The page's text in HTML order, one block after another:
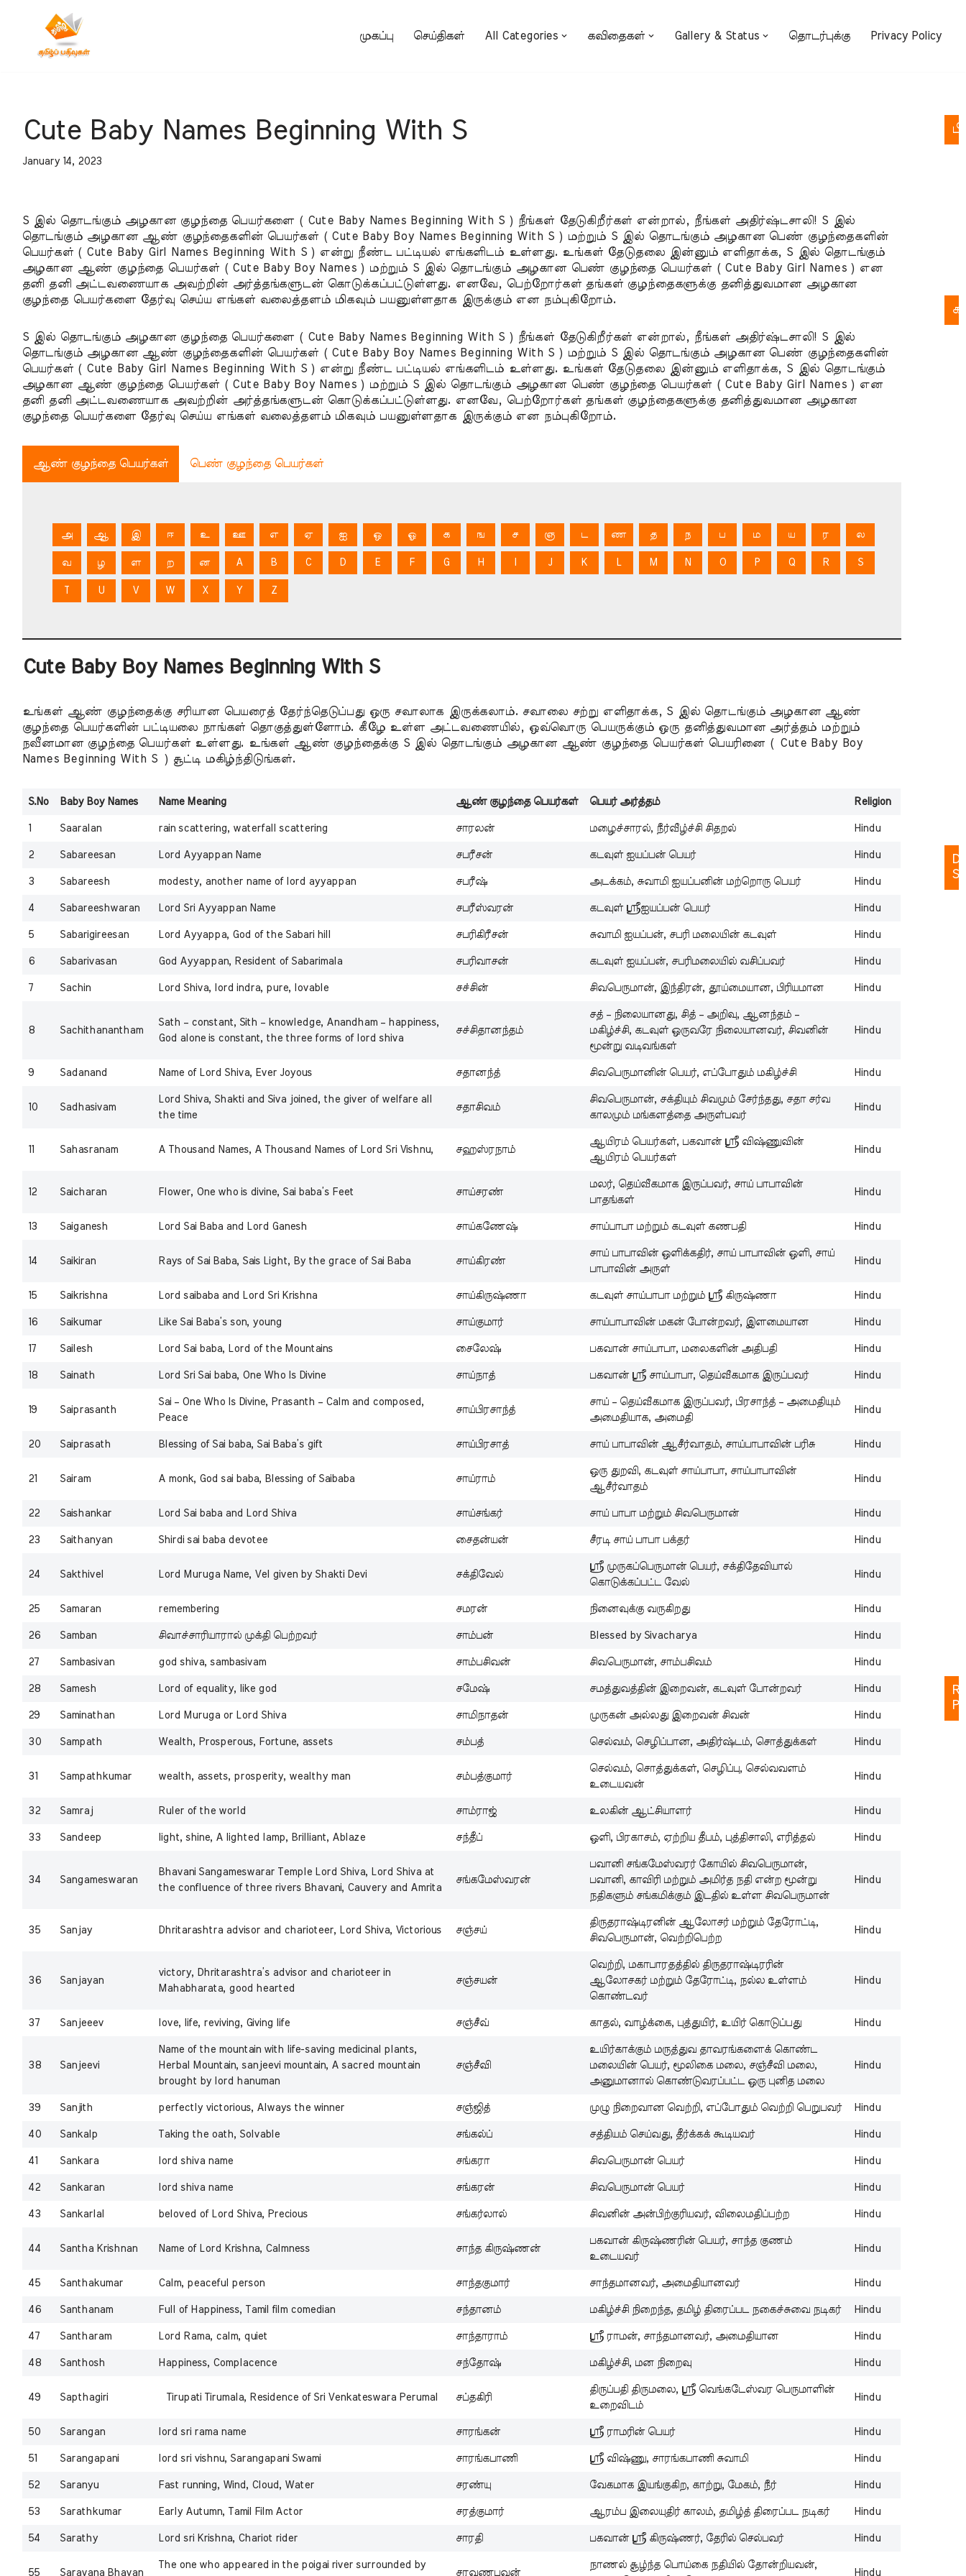
முகப்பு செய்திகள் All Categories கவிதைகள் Gallery & Status தொடர்புக்கு Privacy Policy
Cute Baby Names Beginning With S
January 14, 2023
S இல் தொடங்கும் அழகான குழந்தை பெயர்களை ( Cute Baby Names Beginning With S ) நீங்கள் தேடுகிறீர்கள் என்றால், நீங்கள் அதிர்ஷ்டசாலி! S இல்
தொடங்கும் அழகான ஆண் குழந்தைகளின் பெயர்கள் ( Cute Baby Boy Names Beginning With S ) மற்றும் S இல் தொடங்கும் அழகான பெண் குழந்தைகளின்
பெயர்கள் ( Cute Baby Girl Names Beginning With S ) என்று நீண்ட பட்டியல் எங்களிடம் உள்ளது. உங்கள் தேடுதலை இன்னும் எளிதாக்க, S இல் தொடங்கும்
அழகான ஆண் குழந்தை பெயர்கள் ( Cute Baby Boy Names ) மற்றும் S இல் தொடங்கும் அழகான பெண் குழந்தை பெயர்கள் ( Cute Baby Girl Names ) என
தனி தனி அட்டவணையாக அவற்றின் அர்த்தங்களுடன் கொடுக்கப்பட்டுள்ளது. எனவே, பெற்றோர்கள் தங்கள் குழந்தைகளுக்கு தனித்துவமான அழகான
குழந்தை பெயர்களை தேர்வு செய்ய எங்கள் வலைத்தளம் மிகவும் பயனுள்ளதாக இருக்கும் என நம்புகிறோம்.
S இல் தொடங்கும் அழகான குழந்தை பெயர்களை ( Cute Baby Names Beginning With S ) நீங்கள் தேடுகிறீர்கள் என்றால், நீங்கள் அதிர்ஷ்டசாலி! S இல்
தொடங்கும் அழகான ஆண் குழந்தைகளின் பெயர்கள் ( Cute Baby Boy Names Beginning With S ) மற்றும் S இல் தொடங்கும் அழகான பெண் குழந்தைகளின்
பெயர்கள் ( Cute Baby Girl Names Beginning With S ) என்று நீண்ட பட்டியல் எங்களிடம் உள்ளது. உங்கள் தேடுதலை இன்னும் எளிதாக்க, S இல் தொடங்கும்
அழகான ஆண் குழந்தை பெயர்கள் ( Cute Baby Boy Names ) மற்றும் S இல் தொடங்கும் அழகான பெண் குழந்தை பெயர்கள் ( Cute Baby Girl Names ) என
தனி தனி அட்டவணையாக அவற்றின் அர்த்தங்களுடன் கொடுக்கப்பட்டுள்ளது. எனவே, பெற்றோர்கள் தங்கள் குழந்தைகளுக்கு தனித்துவமான அழகான
குழந்தை பெயர்களை தேர்வு செய்ய எங்கள் வலைத்தளம் மிகவும் பயனுள்ளதாக இருக்கும் என நம்புகிறோம்.
ஆண் குழந்தை பெயர்கள் பெண் குழந்தை பெயர்கள்
அ ஆ இ ஈ உ ஊ எ ஏ ஐ ஒ ஓ க ங ச ஞ ட ண த ந ப ம ய ர ல
வ ழ ள ற ன A B C D E F G H J K L M N O P Q R S
U V W X Y Z
Cute Baby Boy Names Beginning With S
உங்கள் ஆண் குழந்தைக்கு சரியான பெயரைத் தேர்ந்தெடுப்பது ஒரு சவாலாக இருக்கலாம். சவாலை சற்று எளிதாக்க, S இல் தொடங்கும் அழகான ஆண்
குழந்தை பெயர்களின் பட்டியலை நாங்கள் தொகுத்துள்ளோம். கீழே உள்ள அட்டவணையில், ஒவ்வொரு பெயருக்கும் ஒரு தனித்துவமான அர்த்தம் மற்றும்
நவீனமான குழந்தை பெயர்கள் உள்ளது. உங்கள் ஆண் குழந்தைக்கு S இல் தொடங்கும் அழகான ஆண் குழந்தை பெயர்கள் பெயரினை ( Cute Baby Boy
Names Beginning With S ) சூட்டி மகிழ்ந்திடுங்கள்.
S.No Baby Boy Names Name Meaning ஆண்குழந்தை பெயர்கள் பெயர் அர்த்தம் Religion
1 Saaralan rain scattering, waterfall scattering சாரலன் மழைச்சாரல், நீர்வீழ்ச்சி சிதறல் Hindu
2 Sabareesan Lord Ayyappan Name சபரீசன் கடவுள் ஐயப்பன் பெயர் Hindu
3 Sabareesh modesty, another name of lord ayyappan சபரீஷ் அடக்கம், சுவாமி ஐயப்பனின் மற்றொரு பெயர் Hindu
4 Sabareeshwaran Lord Sri Ayyappan Name சபரீஸ்வரன் கடவுள் ஸ்ரீஐயப்பன் பெயர் Hindu
5 Sabarigireesan Lord Ayyappa, God of the Sabari hill சபரிகிரீசன் சுவாமி ஐயப்பன், சபரி மலையின் கடவுள் Hindu
6 Sabarivasan God Ayyappan, Resident of Sabarimala சபரிவாசன் கடவுள் ஐயப்பன், சபரிமலையில் வசிப்பவர் Hindu
7 Sachin Lord Shiva, lord indra, pure, lovable சச்சின் சிவபெருமான், இந்திரன், தூய்மையான, பிரியமான Hindu
8 Sachithanantham
Sath – constant, Sith – knowledge, Anandham – happiness,
God alone is constant, the three forms of lord shiva
சச்சிதானந்தம்
சத் – நிலையானது, சித் – அறிவு, ஆனந்தம் –
மகிழ்ச்சி, கடவுள் ஒருவரே நிலையானவர், சிவனின்
மூன்று வடிவங்கள்
Hindu
9 Sadanand Name of Lord Shiva, Ever Joyous சதானந்த் சிவபெருமானின் பெயர், எப்போதும் மகிழ்ச்சி Hindu
10 Sadhasivam
Lord Shiva, Shakti and Siva joined, the giver of welfare all
the time
சதாசிவம்
சிவபெருமான், சக்தியும் சிவமும் சேர்ந்தது, சதா சர்வ
காலமும் மங்களத்தை அருள்பவர்
Hindu
11 Sahasranam A Thousand Names, A Thousand Names of Lord Sri Vishnu, சஹஸ்ரநாம்
ஆயிரம் பெயர்கள், பகவான் ஸ்ரீ விஷ்ணுவின்
ஆயிரம் பெயர்கள்
Hindu
12 Saicharan Flower, One who is divine, Sai baba’s Feet சாய்சரண்
மலர், தெய்வீகமாக இருப்பவர், சாய் பாபாவின்
பாதங்கள்
Hindu
13 Saiganesh Lord Sai Baba and Lord Ganesh சாய்கணேஷ் சாய்பாபா மற்றும் கடவுள் கணபதி Hindu
14 Saikiran Rays of Sai Baba, Sais Light, By the grace of Sai Baba சாய்கிரண்
சாய் பாபாவின் ஒளிக்கதிர், சாய் பாபாவின் ஒளி, சாய்
பாபாவின் அருள்
Hindu
15 Saikrishna Lord saibaba and Lord Sri Krishna சாய்கிருஷ்ணா கடவுள் சாய்பாபா மற்றும் ஸ்ரீ கிருஷ்ணா Hindu
16 Saikumar Like Sai Baba’s son, young சாய்குமார் சாய்பாபாவின் மகன் போன்றவர், இளமையான Hindu
17 Sailesh Lord Sai baba, Lord of the Mountains சைலேஷ் பகவான் சாய்பாபா, மலைகளின் அதிபதி Hindu
18 Sainath Lord Sri Sai baba, One Who Is Divine சாய்நாத் பகவான் ஸ்ரீ சாய்பாபா, தெய்வீகமாக இருப்பவர் Hindu
19 Saiprasanth
Sai – One Who Is Divine, Prasanth – Calm and composed,
Peace
சாய்பிரசாந்த்
சாய் – தெய்வீகமாக இருப்பவர், பிரசாந்த் – அமைதியும்
அமைதியாக, அமைதி
Hindu
20 Saiprasath Blessing of Sai baba, Sai Baba’s gift சாய்பிரசாத் சாய் பாபாவின் ஆசீர்வாதம், சாய்பாபாவின் பரிசு Hindu
21 Sairam A monk, God sai baba, Blessing of Saibaba சாய்ராம்
ஒரு துறவி, கடவுள் சாய்பாபா, சாய்பாபாவின்
ஆசீர்வாதம்
Hindu
22 Saishankar Lord Sai baba and Lord Shiva சாய்சங்கர் சாய் பாபா மற்றும் சிவபெருமான் Hindu
23 Saithanyan Shirdi sai baba devotee சைதன்யன் சீரடி சாய் பாபா பக்தர் Hindu
24 Sakthivel Lord Muruga Name, Vel given by Shakti Devi சக்திவேல்
ஸ்ரீ முருகப்பெருமான் பெயர், சக்திதேவியால்
கொடுக்கப்பட்ட வேல்
Hindu
25 Samaran remembering சமரன் நினைவுக்கு வருகிறது Hindu
26 Samban சிவாச்சாரியாரால் முக்தி பெற்றவர் சாம்பன் Blessed by Sivacharya Hindu
27 Sambasivan god shiva, sambasivam சாம்பசிவன் சிவபெருமான், சாம்பசிவம் Hindu
28 Samesh Lord of equality, like god சமேஷ் சமத்துவத்தின் இறைவன், கடவுள் போன்றவர் Hindu
29 Saminathan Lord Muruga or Lord Shiva சாமிநாதன் முருகன் அல்லது இறைவன் சிவன் Hindu
30 Sampath Wealth, Prosperous, Fortune, assets சம்பத் செல்வம், செழிப்பான, அதிர்ஷ்டம், சொத்துக்கள் Hindu
31 Sampathkumar wealth, assets, prosperity, wealthy man சம்பத்குமார்
செல்வம், சொத்துக்கள், செழிப்பு, செல்வவளம்
உடையவன்
Hindu
32 Samraj Ruler of the world சாம்ராஜ் உலகின் ஆட்சியாளர் Hindu
33 Sandeep light, shine, A lighted lamp, Brilliant, Ablaze சந்தீப் ஒளி, பிரகாசம், ஏற்றிய தீபம், புத்திசாலி, எரித்தல் Hindu
34 Sangameswaran
Bhavani Sangameswarar Temple Lord Shiva, Lord Shiva at
the confluence of three rivers Bhavani, Cauvery and Amrita
சங்கமேஸ்வரன்
பவானி சங்கமேஸ்வரர் கோயில் சிவபெருமான்,
பவானி, காவிரி மற்றும் அமிர்த நதி என்ற மூன்று
நதிகளும் சங்கமிக்கும் இடதில் உள்ள சிவபெருமான்
Hindu
35 Sanjay Dhritarashtra advisor and charioteer, Lord Shiva, Victorious சஞ்சய்
திருதராஷ்டிரனின் ஆலோசர் மற்றும் தேரோட்டி,
சிவபெருமான், வெற்றிபெற்ற
Hindu
36 Sanjayan
victory, Dhritarashtra’s advisor and charioteer in
Mahabharata, good hearted
சஞ்சயன்
வெற்றி, மகாபாரதத்தில் திருதராஷ்டிரரின்
ஆலோசகர் மற்றும் தேரோட்டி, நல்ல உள்ளம்
கொண்டவர்
Hindu
37 Sanjeeev love, life, reviving, Giving life சஞ்சீவ் காதல், வாழ்க்கை, புத்துயிர், உயிர் கொடுப்பது Hindu
38 Sanjeevi
Name of the mountain with life-saving medicinal plants,
Herbal Mountain, sanjeevi mountain, A sacred mountain
brought by lord hanuman
சஞ்சீவி
உயிர்காக்கும் மருத்துவ தாவரங்களைக் கொண்ட
மலையின் பெயர், மூலிகை மலை, சஞ்சீவி மலை,
அனுமானால் கொண்டுவரப்பட்ட ஒரு புனித மலை
Hindu
39 Sanjith perfectly victorious, Always the winner சஞ்ஜித் முழு நிறைவான வெற்றி, எப்போதும் வெற்றி பெறுபவர் Hindu
40 Sankalp Taking the oath, Solvable சங்கல்ப் சத்தியம் செய்வது, தீர்க்கக் கூடியவர் Hindu
41 Sankara lord shiva name சங்கரா சிவபெருமான் பெயர் Hindu
42 Sankaran lord shiva name சங்கரன் சிவபெருமான் பெயர் Hindu
43 Sankarlal beloved of Lord Shiva, Precious சங்கர்லால் சிவனின் அன்பிற்குரியவர், விலைமதிப்பற்ற Hindu
44 Santha Krishnan Name of Lord Krishna, Calmness சாந்த கிருஷ்ணன்
பகவான் கிருஷ்ணரின் பெயர், சாந்த குணம்
உடையவர்
Hindu
45 Santhakumar Calm, peaceful person சாந்தகுமார் சாந்தமானவர், அமைதியானவர் Hindu
46 Santhanam Full of Happiness, Tamil film comedian சந்தானம் மகிழ்ச்சி நிறைந்த, தமிழ் திரைப்பட நகைச்சுவை நடிகர் Hindu
47 Santharam Lord Rama, calm, quiet சாந்தாராம் ஸ்ரீ ராமன், சாந்தமானவர், அமைதியான Hindu
48 Santhosh Happiness, Complacence சந்தோஷ் மகிழ்ச்சி, மன நிறைவு Hindu
49 Sapthagiri Tirupati Tirumala, Residence of Sri Venkateswara Perumal சப்தகிரி
திருப்பதி திருமலை, ஸ்ரீ வெங்கடேஸ்வர பெருமாளின்
உறைவிடம்
Hindu
50 Sarangan lord sri rama name சாரங்கன் ஸ்ரீ ராமரின் பெயர் Hindu
51 Sarangapani lord sri vishnu, Sarangapani Swami சாரங்கபாணி ஸ்ரீ விஷ்ணு, சாரங்கபாணி சுவாமி Hindu
52 Saranyu Fast running, Wind, Cloud, Water சரண்யு வேகமாக இயங்குகிற, காற்று, மேகம், நீர் Hindu
53 Sarathkumar Early Autumn, Tamil Film Actor சரத்குமார் ஆரம்ப இலையுதிர் காலம், தமிழ்த் திரைப்பட நடிகர் Hindu
54 Sarathy Lord sri Krishna, Chariot rider சாரதி பகவான் ஸ்ரீ கிருஷ்ணர், தேரில் செல்பவர் Hindu
55 Saravana Bhavan
The one who appeared in the poigai river surrounded by
சரவணபவன்
நாணல் சூழ்ந்த பொய்கை நதியில் தோன்றியவன்,
Hindu